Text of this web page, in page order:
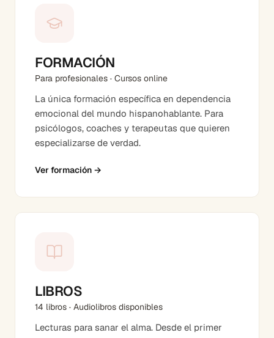
FORMACIÓN
Para profesionales · Cursos online
La única formación específica en dependencia
emocional del mundo hispanohablante. Para
psicólogos, coaches y terapeutas que quieren
especializarse de verdad.
Ver formación →
LIBROS
14 libros · Audiolibros disponibles
Lecturas para sanar el alma. Desde el primer